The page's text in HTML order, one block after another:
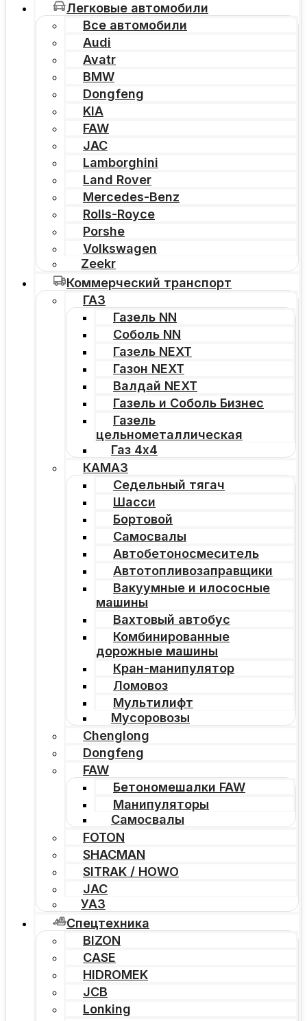
Легковые автомобили
Все автомобили
Audi
Avatr
BMW
Dongfeng
KIA
FAW
JAC
Lamborghini
Land Rover
Mercedes-Benz
Rolls-Royce
Porshe
Volkswagen
Zeekr
Коммерческий транспорт
ГАЗ
Газель NN
Соболь NN
Газель NEXT
Газон NEXT
Валдай NEXT
Газель и Соболь Бизнес
Газель
цельнометаллическая
Газ 4х4
КАМАЗ
Седельный тягач
Шасси
Бортовой
Самосвалы
Автобетоносмеситель
Автотопливозаправщики
Вакуумные и илососные
машины
Вахтовый автобус
Комбинированные
дорожные машины
Кран-манипулятор
Ломовоз
Мультилифт
Мусоровозы
Chenglong
Dongfeng
FAW
Бетономешалки FAW
Манипуляторы
Самосвалы
FOTON
SHACMAN
SITRAK / HOWO
JAC
УАЗ
Спецтехника
BIZON
CASE
HIDROMEK
JCB
Lonking